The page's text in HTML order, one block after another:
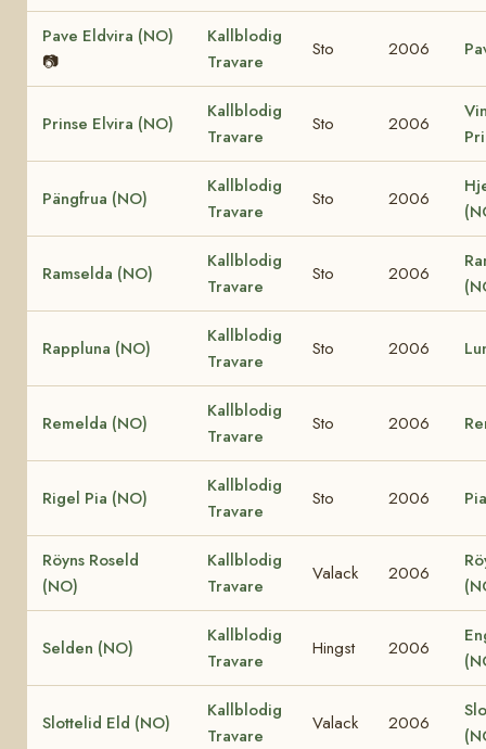
Pave Eldvira (NO)
📷
Kallblodig
Travare
Sto 2006
Prinse Elvira (NO)
Kallblodig
Travare
Sto 2006
Pängfrua (NO)
Kallblodig
Travare
Sto 2006
Ramselda (NO)
Kallblodig
Travare
Sto 2006
Rappluna (NO)
Kallblodig
Travare
Sto 2006
Remelda (NO)
Kallblodig
Travare
Sto 2006
Rigel Pia (NO)
Kallblodig
Travare
Sto 2006
Röyns Roseld
(NO)
Kallblodig
Travare
Valack 2006
Selden (NO)
Kallblodig
Travare
Hingst 2006
Slottelid Eld (NO)
Kallblodig
Travare
Valack 2006